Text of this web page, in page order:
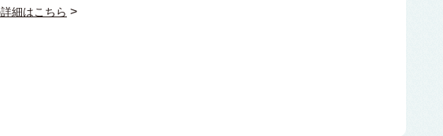
細はこちら >